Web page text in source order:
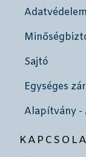
Sajtó
Egységes
Alapítvány -